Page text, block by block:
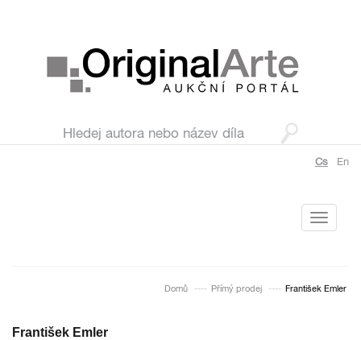
Cs En
Toggle
Domů Přímý prodej František Emler
František Emler